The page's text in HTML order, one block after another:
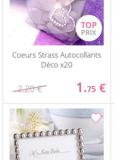
Coeurs Strass Autocollants
Déco x20
2.20 € 1.75 €